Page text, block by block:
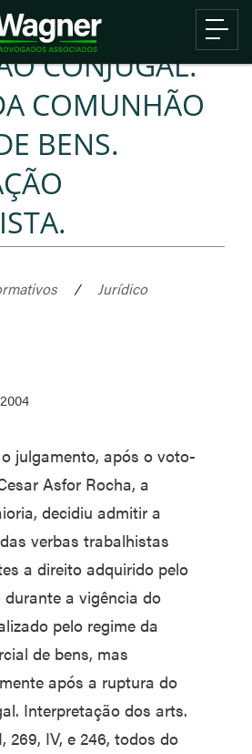
CONJUGAL.
COMUNHÃO
BENS.
/
Jurídico
julgamento, após o voto-
Asfor Rocha, a
decidiu admitir a
verbas trabalhistas
a direito adquirido pelo
a vigência do
pelo regime da
de bens, mas
após a ruptura do
Interpretação dos arts.
269, IV, e 246, todos do